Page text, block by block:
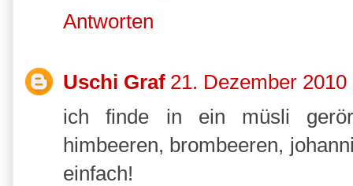
Antworten
Uschi Graf 21. Dezember 2010
ich finde in ein müsli
himbeeren, brombeeren,
einfach!